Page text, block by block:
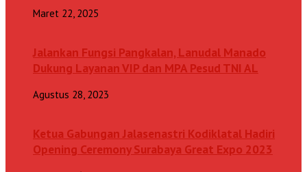
Maret 22, 2025
Jalankan Fungsi Pangkalan, Lanudal Manado
Dukung Layanan VIP dan MPA Pesud TNI AL
Agustus 28, 2023
Ketua Gabungan Jalasenastri Kodiklatal Hadiri
Opening Ceremony Surabaya Great Expo 2023